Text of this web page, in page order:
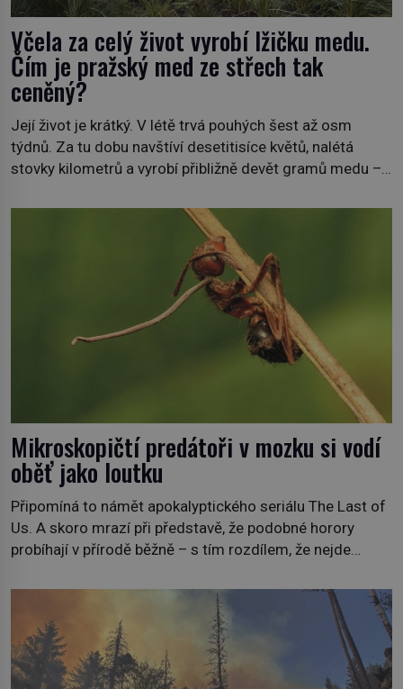
Včela za celý život vyrobí lžičku medu.
Čím je pražský med ze střech tak
ceněný?
Její život je krátký. V létě trvá pouhých šest až osm
týdnů. Za tu dobu navštíví desetitisíce květů, nalétá
stovky kilometrů a vyrobí přibližně devět gramů medu –
bezvýznamná. Teprve když se spojí s dalšími desítkami
tisíc příslušnic svého včelstva, vznikne jeden z
nejdokonalejších organismů […]
Mikroskopičtí predátoři v mozku si vodí
oběť jako loutku
Připomíná to námět apokalyptického seriálu The Last of
Us. A skoro mrazí při představě, že podobné horory
probíhají v přírodě běžně – s tím rozdílem, že nejde
dokáže ovládat jen vývojově nesrovnatelně jednodušší
živočichy, než je člověk. Najít skutečné zombie není nic
nemožného ani v naší přírodě. […]